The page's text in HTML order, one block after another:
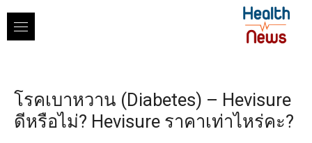
content
โรคเบาหวาน (Diabetes) – Hevisure
ดีหรือไม่? Hevisure ราคาเท่าไหร่คะ?